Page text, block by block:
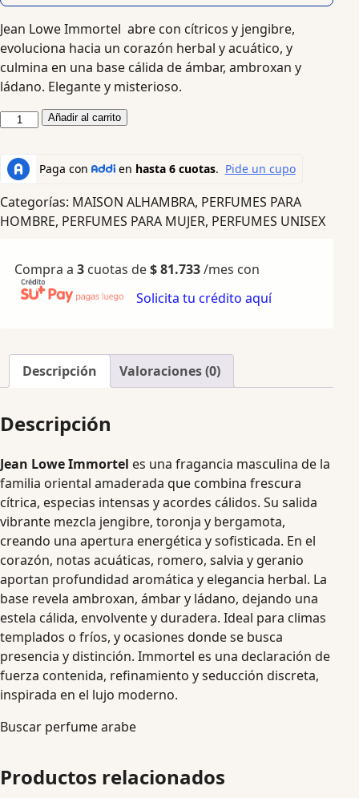
Jean Lowe Immortel abre con cítricos y jengibre,
evoluciona hacia un corazón herbal y acuático, y
culmina en una base cálida de ámbar, ambroxan y
ládano. Elegante y misterioso.
Añadir al carrito
Categorías: MAISON ALHAMBRA, PERFUMES PARA
HOMBRE, PERFUMES PARA MUJER, PERFUMES UNISEX
Compra a 3 cuotas de$81.733/mes con
Solicita tu crédito aquí
Descripción Valoraciones (0)
Descripción
Jean Lowe Immortel es una fragancia masculina de la
familia oriental amaderada que combina frescura
cítrica, especias intensas y acordes cálidos. Su salida
vibrante mezcla jengibre, toronja y bergamota,
creando una apertura energética y sofisticada. En el
corazón, notas acuáticas, romero, salvia y geranio
aportan profundidad aromática y elegancia herbal. La
base revela ambroxan, ámbar y ládano, dejando una
estela cálida, envolvente y duradera. Ideal para climas
templados o fríos, y ocasiones donde se busca
presencia y distinción. Immortel es una declaración de
fuerza contenida, refinamiento y seducción discreta,
inspirada en el lujo moderno.
Buscar perfume arabe
Productos relacionados